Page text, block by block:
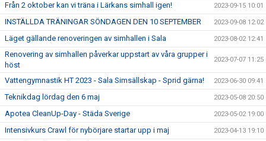
Från 2 oktober kan vi träna i Lärkans simhall igen! 2023-09-15 10:01
INSTÄLLDA TRÄNINGAR SÖNDAGEN DEN 10 SEPTEMBER 2023-09-08 12:02
Läget gällande renoveringen av simhallen i Sala 2023-08-02 12:41
Renovering av simhallen påverkar uppstart av våra grupper i
höst
2023-07-07 11:25
Vattengymnastik HT 2023 - Sala Simsällskap - Sprid gärna! 2023-06-30 09:41
Teknikdag lördag den 6 maj 2023-05-08 20:50
Apotea CleanUp-Day - Städa Sverige 2023-05-02 19:00
Intensivkurs Crawl för nybörjare startar upp i maj 2023-04-13 19:10